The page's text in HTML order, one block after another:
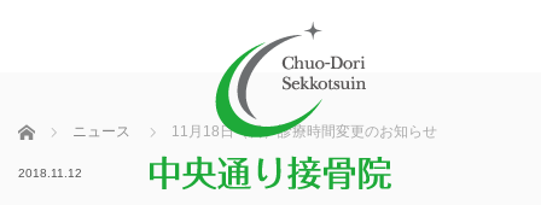
ホーム ニュース 11月18日（日）診療時間変更のお知らせ
2018.11.12